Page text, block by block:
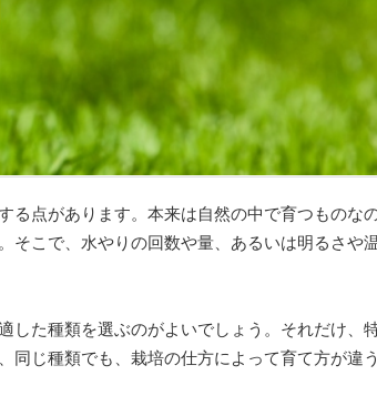
る点があります。本来は自然の中で育つものな
そこで、水やりの回数や量、あるいは明るさや
した種類を選ぶのがよいでしょう。それだけ、
同じ種類でも、栽培の仕方によって育て方が違